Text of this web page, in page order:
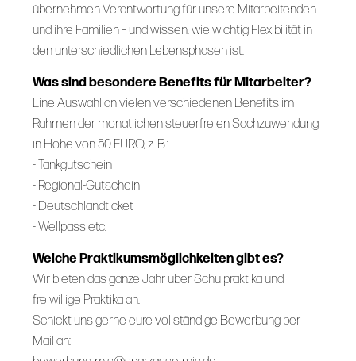
übernehmen Verantwortung für unsere Mitarbeitenden
und ihre Familien – und wissen, wie wichtig Flexibilität in
den unterschiedlichen Lebensphasen ist.
Was sind besondere Benefits für Mitarbeiter?
Eine Auswahl an vielen verschiedenen Benefits im
Rahmen der monatlichen steuerfreien Sachzuwendung
in Höhe von 50 EURO, z. B.:
- Tankgutschein
- Regional-Gutschein
- Deutschlandticket
- Wellpass etc.
Welche Praktikumsmöglichkeiten gibt es?
Wir bieten das ganze Jahr über Schulpraktika und
freiwillige Praktika an.
Schickt uns gerne eure vollständige Bewerbung per
Mail an: